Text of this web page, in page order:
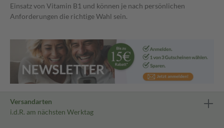
Einsatz von Vitamin B1 und können je nach persönlichen
Anforderungen die richtige Wahl sein.
Versandarten
i.d.R. am nächsten Werktag